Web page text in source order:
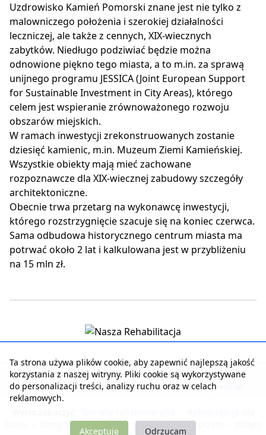
Uzdrowisko Kamień Pomorski znane jest nie tylko z
malowniczego położenia i szerokiej działalności
leczniczej, ale także z cennych, XIX-wiecznych
zabytków. Niedługo podziwiać będzie można
odnowione piękno tego miasta, a to m.in. za sprawą
unijnego programu JESSICA (Joint European Support
for Sustainable Investment in City Areas), którego
celem jest wspieranie zrównoważonego rozwoju
obszarów miejskich.
W ramach inwestycji zrekonstruowanych zostanie
dziesięć kamienic, m.in. Muzeum Ziemi Kamieńskiej.
Wszystkie obiekty mają mieć zachowane
rozpoznawcze dla XIX-wiecznej zabudowy szczegóły
architektoniczne.
Obecnie trwa przetarg na wykonawcę inwestycji,
którego rozstrzygnięcie szacuje się na koniec czerwca.
Sama odbudowa historycznego centrum miasta ma
potrwać około 2 lat i kalkulowana jest w przybliżeniu
na 15 mln zł.
Strona główna | Kontakt z serwisem | Reklama w serwisie
Regulamin serwisu | Polityka prywatności | Logowanie
Domy Seniora i Opieki - Noclegi nad morzem
Ta strona używa plików cookie, aby zapewnić najlepszą jakość
korzystania z naszej witryny. Pliki cookie są wykorzystywane
do personalizacji treści, analizy ruchu oraz w celach
reklamowych.
Akceptuję Odrzucam